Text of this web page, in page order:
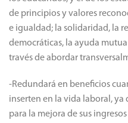
integral de docentes,
los educandos, y el de los
de principios y valores
e igualdad; la solidaridad, la
través de abordar
-Redundará en beneficios